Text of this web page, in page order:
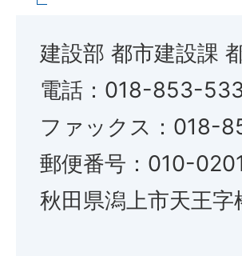
建設部 都市建設課
電話：018-853-
ファックス：018-
郵便番号：010-0201
秋田県潟上市天王